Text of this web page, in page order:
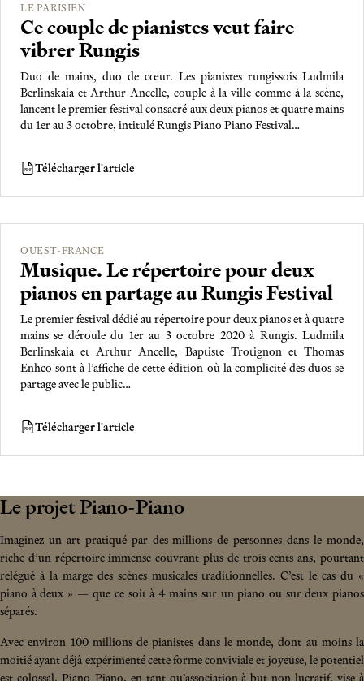
LE PARISIEN
Ce couple de pianistes veut faire
vibrer Rungis
Duo de mains, duo de cœur. Les pianistes rungissois Ludmila
Berlinskaia et Arthur Ancelle, couple à la ville comme à la scène,
lancent le premier festival consacré aux deux pianos et quatre mains
du 1er au 3 octobre, intitulé Rungis Piano Piano Festival…
PDF Télécharger l'article
OUEST-FRANCE
Musique. Le répertoire pour deux
pianos en partage au Rungis Festival
Le premier festival dédié au répertoire pour deux pianos et à quatre
mains se déroule du 1er au 3 octobre 2020 à Rungis. Ludmila
Berlinskaia et Arthur Ancelle, Baptiste Trotignon et Thomas
Enhco sont à l’affiche de cette édition où la complicité des duos se
partage avec le public…
PDF Télécharger l'article
Le projet Piano-Piano
Imaginez un art pratiqué par des millions de personnes dans le monde,
riche d’un répertoire immense couvrant plus de trois cents ans, pourtant
relégué à la marge des scènes musicales traditionnelles. C’est le cas du «
piano à deux » — que ce soit à 4 mains sur un piano ou sur deux pianos
séparés.
Avec environ 100 millions de pianistes dans le monde, dont au moins la
moitié ayant déjà expérimenté cette forme conviviale et joyeuse, le potentiel
est colossal. Piano-Piano, en tant qu’association à but non lucratif, vise à